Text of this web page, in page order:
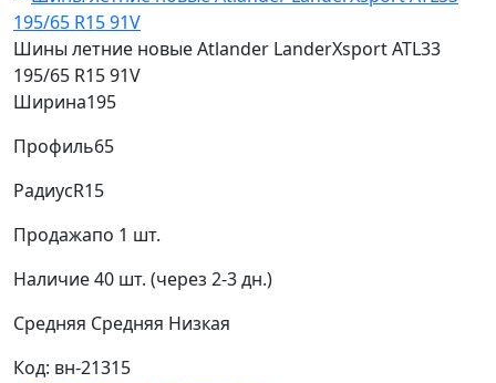
Шины летние новые Atlander LanderXsport ATL33
195/65 R15 91V
Ширина195
Профиль65
РадиусR15
Продажапо 1 шт.
Наличие40 шт. (через 2-3 дн.)
Средняя Средняя Низкая
Код: вн-21315